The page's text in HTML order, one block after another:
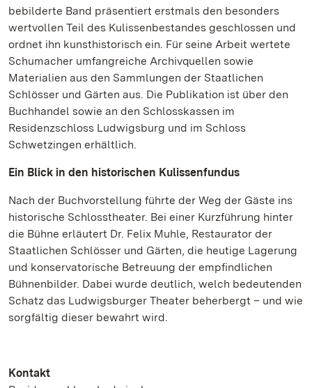
bebilderte Band präsentiert erstmals den besonders
wertvollen Teil des Kulissenbestandes geschlossen und
ordnet ihn kunsthistorisch ein. Für seine Arbeit wertete
Schumacher umfangreiche Archivquellen sowie
Materialien aus den Sammlungen der Staatlichen
Schlösser und Gärten aus. Die Publikation ist über den
Buchhandel sowie an den Schlosskassen im
Residenzschloss Ludwigsburg und im Schloss
Schwetzingen erhältlich.
Ein Blick in den historischen Kulissenfundus
Nach der Buchvorstellung führte der Weg der Gäste ins
historische Schlosstheater. Bei einer Kurzführung hinter
die Bühne erläutert Dr. Felix Muhle, Restaurator der
Staatlichen Schlösser und Gärten, die heutige Lagerung
und konservatorische Betreuung der empfindlichen
Bühnenbilder. Dabei wurde deutlich, welch bedeutenden
Schatz das Ludwigsburger Theater beherbergt – und wie
sorgfältig dieser bewahrt wird.
Kontakt